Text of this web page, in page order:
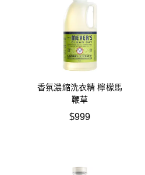
香氛濃縮洗衣精 檸檬馬
鞭草
$999